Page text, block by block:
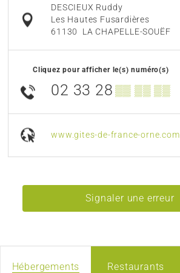
DESCIEUX Ruddy
Les Hautes Fusardières
61130
LA CHAPELLE-SOUËF
Cliquez pour afficher le(s) numéro(s)
02 33 28 ▒▒ ▒▒ ▒▒
www.gites-de-france-orne.com
Signaler une erreur
Hébergements Restaurants